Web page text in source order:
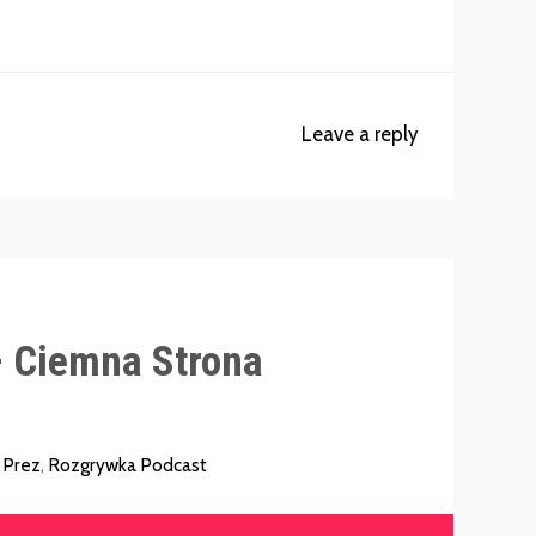
Leave a reply
Strona
Prez, Rozgrywka Podcast
Używaj